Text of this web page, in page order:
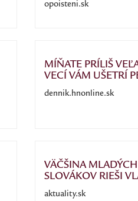
opoisteni.sk
MÍŇATE PRÍLIŠ
VECÍ VÁM UŠETRÍ
dennik.hnonline.sk
VÄČŠINA
SLOVÁKOV RIEŠI
aktuality.sk